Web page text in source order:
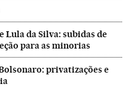
da Silva: subidas de
para as minorias
privatizações e